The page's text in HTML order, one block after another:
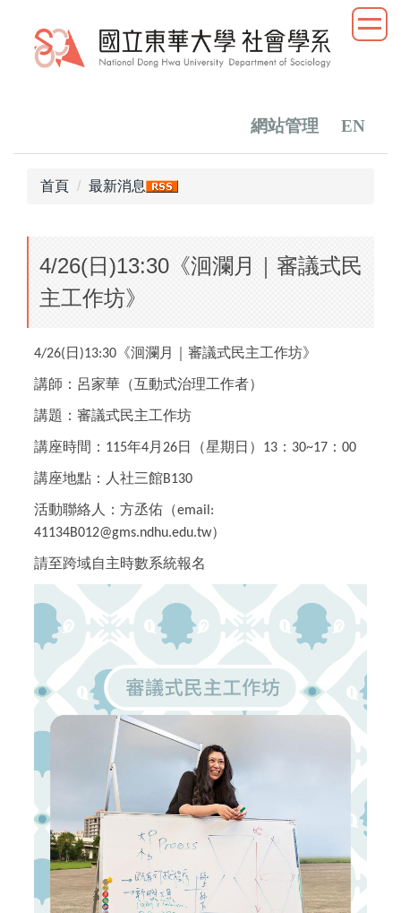
網站管理 EN
首頁 最新消息
4/26(日)13:30《洄瀾月｜審議式民
主工作坊》
4/26( 日 )13:30 《洄瀾月｜審議式民主工作坊》
講師：呂家華 （互動式治理工作者）
講題：審議式民主工作坊
講座時間： 115年4月 26日 （星期日 ） 13 ： 30~17 ： 00
講座地點：人社三館B130
活動聯絡人：方丞佑 （email:
41134B012@gms.ndhu.edu.tw）
請至跨域自主時數系統報名